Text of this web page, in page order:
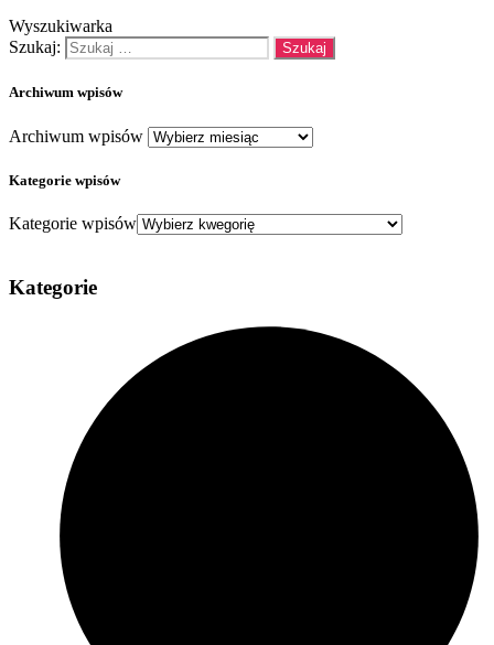
Wyszukiwarka
Szukaj:
Archiwum wpisów
Archiwum wpisów
Kategorie wpisów
Kategorie wpisów
Kategorie